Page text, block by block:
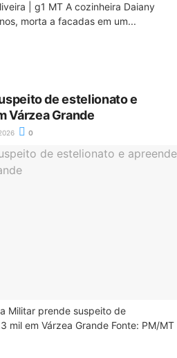
| g1 MT A cozinheira Daiany
morta a facadas em um...
de estelionato e
Várzea Grande
0
Militar prende suspeito de
mil em Várzea Grande Fonte: PM/MT